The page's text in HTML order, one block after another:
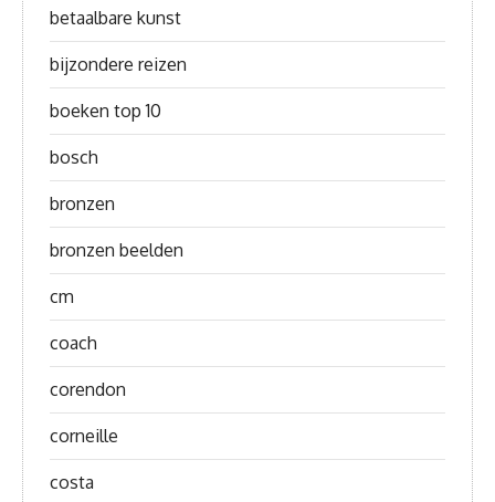
betaalbare kunst
bijzondere reizen
boeken top 10
bosch
bronzen
bronzen beelden
cm
coach
corendon
corneille
costa